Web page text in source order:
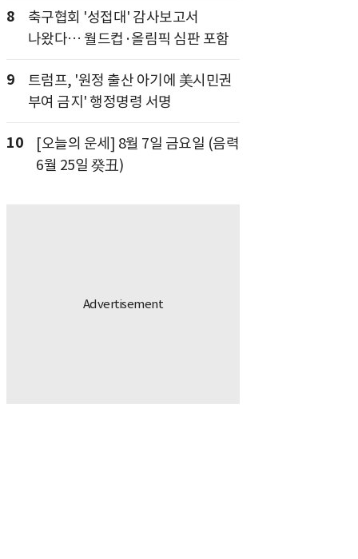
8
축구협회 '성접대' 감사보고서
나왔다… 월드컵·올림픽 심판 포함
9
트럼프, '원정 출산 아기에 美시민권
부여 금지' 행정명령 서명
10
[오늘의 운세] 8월 7일 금요일 (음력
6월 25일 癸丑)